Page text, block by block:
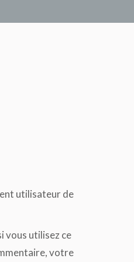
utilisateur de
vous utilisez ce
votre